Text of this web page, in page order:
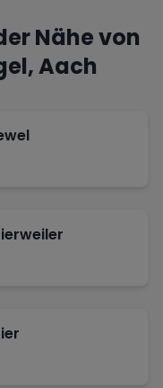
Nähe von
Aach